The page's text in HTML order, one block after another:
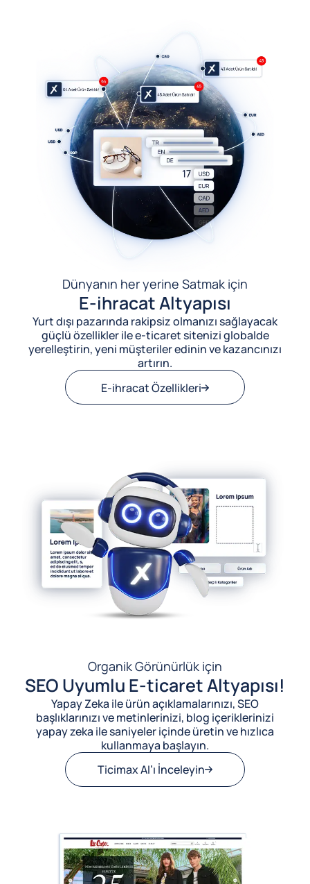
Dünyanın her yerine Satmak için
E-ihracat Altyapısı
Yurt dışı pazarında rakipsiz olmanızı sağlayacak
güçlü özellikler ile e-ticaret sitenizi globalde
yerelleştirin, yeni müşteriler edinin ve kazancınızı
artırın.
E-ihracat Özellikleri
Organik Görünürlük için
SEO Uyumlu E-ticaret Altyapısı!
Yapay Zeka ile ürün açıklamalarınızı, SEO
başlıklarınızı ve metinlerinizi, blog içeriklerinizi
yapay zeka ile saniyeler içinde üretin ve hızlıca
kullanmaya başlayın.
Ticimax AI’ı İnceleyin